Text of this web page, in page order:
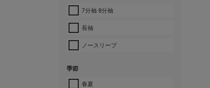
7分袖 8分袖
長袖
ノースリーブ
季節
春夏